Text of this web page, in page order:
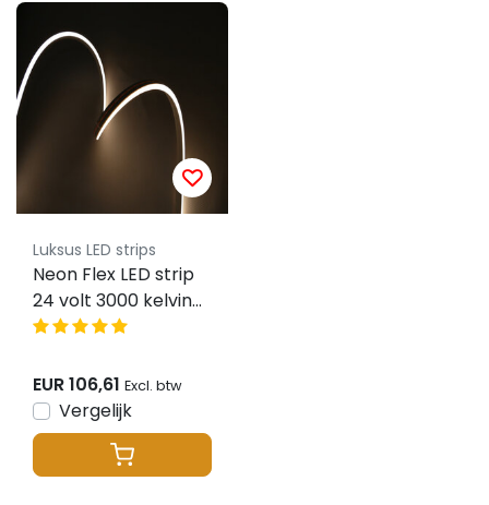
Luksus LED strips
Neon Flex LED strip
24 volt 3000 kelvin
warm wit 9,6W
– 10 meter
EUR 106,61 Excl. btw
Vergelijk